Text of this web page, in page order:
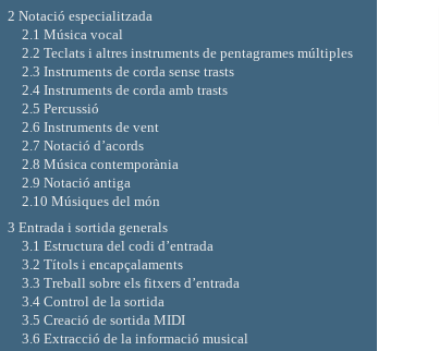
2 Notació especialitzada
2.1 Música vocal
2.2 Teclats i altres instruments de pentagrames múltiples
2.3 Instruments de corda sense trasts
2.4 Instruments de corda amb trasts
2.5 Percussió
2.6 Instruments de vent
2.7 Notació d’acords
2.8 Música contemporània
2.9 Notació antiga
2.10 Músiques del món
3 Entrada i sortida generals
3.1 Estructura del codi d’entrada
3.2 Títols i encapçalaments
3.3 Treball sobre els fitxers d’entrada
3.4 Control de la sortida
3.5 Creació de sortida MIDI
3.6 Extracció de la informació musical